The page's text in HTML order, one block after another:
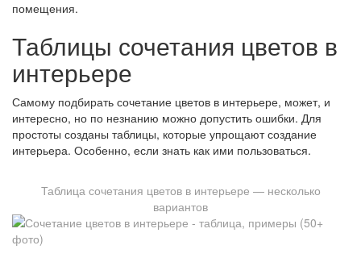
помещения.
Таблицы сочетания цветов в
интерьере
Самому подбирать сочетание цветов в интерьере, может, и
интересно, но по незнанию можно допустить ошибки. Для
простоты созданы таблицы, которые упрощают создание
интерьера. Особенно, если знать как ими пользоваться.
Таблица сочетания цветов в интерьере — несколько
вариантов